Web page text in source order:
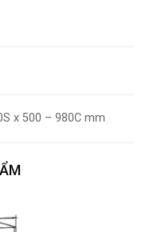
x 500 – 980C mm